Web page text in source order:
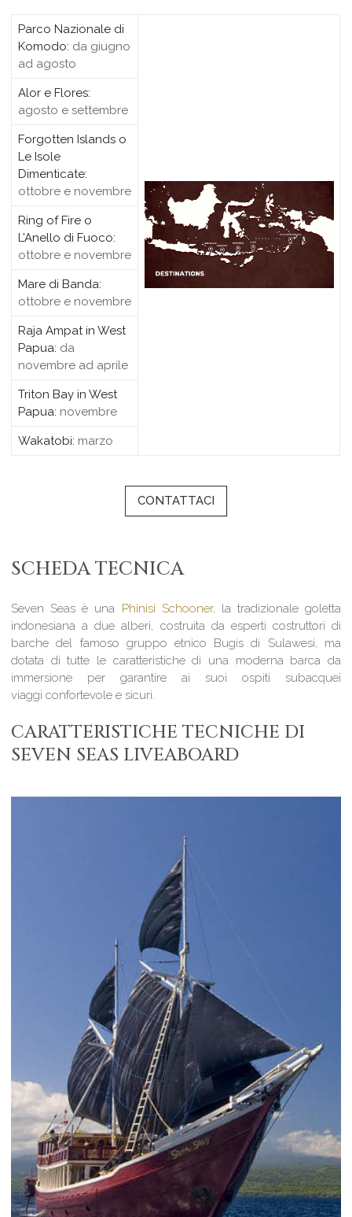
Parco Nazionale di
Komodo: da giugno
ad agosto
Alor e Flores:
agosto e settembre
Forgotten Islands o
Le Isole
Dimenticate:
ottobre e novembre
Ring of Fire o
L’Anello di Fuoco:
ottobre e novembre
Mare di Banda:
ottobre e novembre
Raja Ampat in West
Papua: da
novembre ad aprile
Triton Bay in West
Papua: novembre
Wakatobi: marzo
CONTATTACI
SCHEDA TECNICA
Seven Seas è una Phinisi Schooner, la tradizionale goletta
indonesiana a due alberi, costruita da esperti costruttori di
barche del famoso gruppo etnico Bugis di Sulawesi, ma
dotata di tutte le caratteristiche di una moderna barca da
immersione per garantire ai suoi ospiti subacquei
viaggi confortevole e sicuri.
CARATTERISTICHE TECNICHE DI
SEVEN SEAS LIVEABOARD